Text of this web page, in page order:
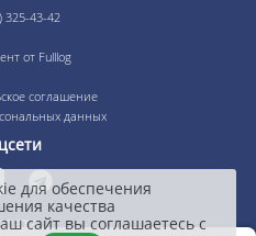
325-43-42
от Fulllog
соглашение
данных
для обеспечения
качества
сайт вы соглашаетесь с